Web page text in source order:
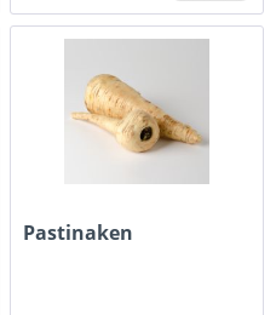
Pastinaken